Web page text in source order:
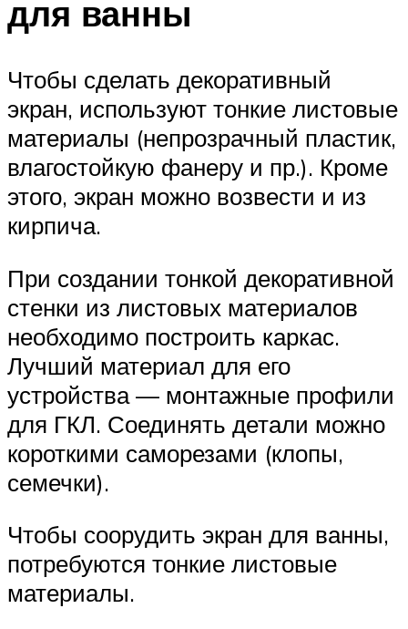
для ванны
Чтобы сделать декоративный
экран, используют тонкие листовые
материалы (непрозрачный пластик,
влагостойкую фанеру и пр.). Кроме
этого, экран можно возвести и из
кирпича.
При создании тонкой декоративной
стенки из листовых материалов
необходимо построить каркас.
Лучший материал для его
устройства — монтажные профили
для ГКЛ. Соединять детали можно
короткими саморезами (клопы,
семечки).
Чтобы соорудить экран для ванны,
потребуются тонкие листовые
материалы.